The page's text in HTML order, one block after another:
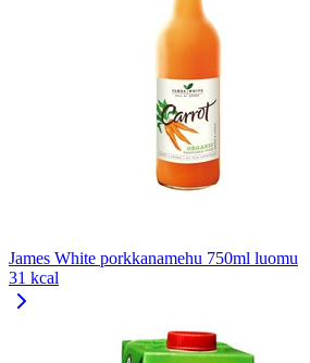
James White porkkanamehu 750ml luomu
31 kcal